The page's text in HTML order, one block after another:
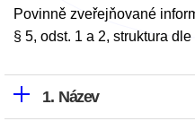
Povinně zveřejňované
§ 5, odst. 1 a 2, struktura
Název